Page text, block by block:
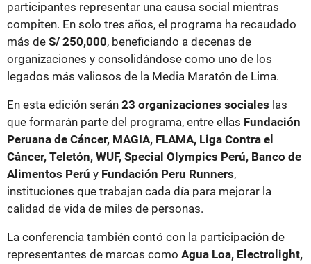
participantes representar una causa social mientras
compiten. En solo tres años, el programa ha recaudado
más de S/ 250,000, beneficiando a decenas de
organizaciones y consolidándose como uno de los
legados más valiosos de la Media Maratón de Lima.
En esta edición serán 23 organizaciones sociales las
que formarán parte del programa, entre ellas Fundación
Peruana de Cáncer, MAGIA, FLAMA, Liga Contra el
Cáncer, Teletón, WUF, Special Olympics Perú, Banco de
Alimentos Perú y Fundación Peru Runners,
instituciones que trabajan cada día para mejorar la
calidad de vida de miles de personas.
La conferencia también contó con la participación de
representantes de marcas como Agua Loa, Electrolight,